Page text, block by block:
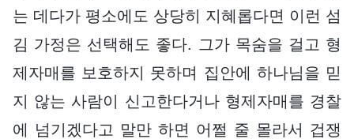
는 데다가 평소에도 상당히 지혜롭다면 이런 섬
김 가정은 선택해도 좋다. 그가 목숨을 걸고 형
제자매를 보호하지 못하며 집안에 하나님을 믿
지 않는 사람이 신고한다거나 형제자매를 경찰
에 넘기겠다고 말만 하면 어쩔 줄 몰라서 겁쟁